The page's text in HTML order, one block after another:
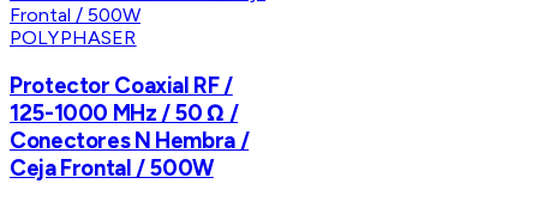
POLYPHASER
Protector Coaxial RF /
125-1000 MHz / 50 Ω /
Conectores N Hembra /
Ceja Frontal / 500W